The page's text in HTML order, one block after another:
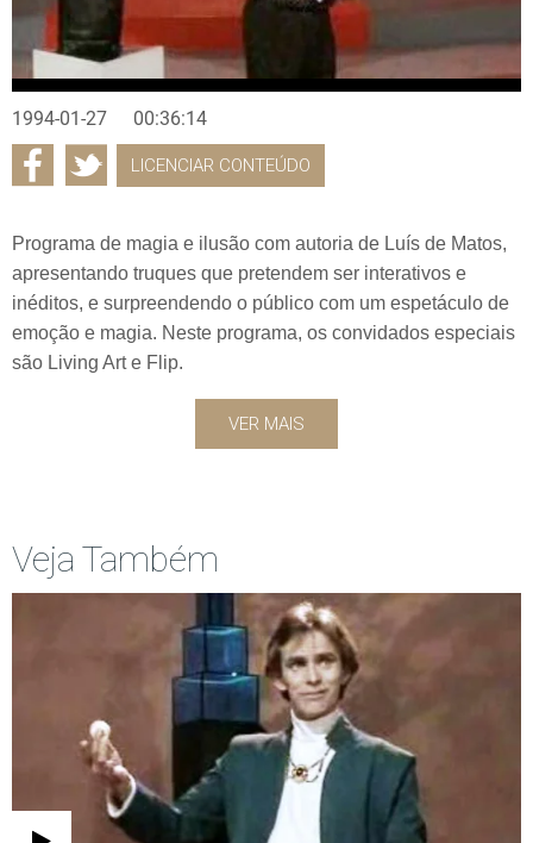
1994-01-27 00:36:14
LICENCIAR CONTEÚDO
Programa de magia e ilusão com autoria de Luís de Matos,
apresentando truques que pretendem ser interativos e
inéditos, e surpreendendo o público com um espetáculo de
emoção e magia. Neste programa, os convidados especiais
são Living Art e Flip.
VER MAIS
Veja Também